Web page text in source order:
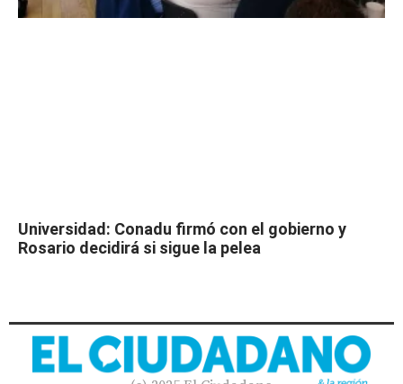
Universidad: Conadu firmó con el gobierno y
Rosario decidirá si sigue la pelea